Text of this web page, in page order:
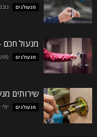
מנעולנים
מנעול
מנעולנים
שירותים
מנעולנים יולי 13, 2020